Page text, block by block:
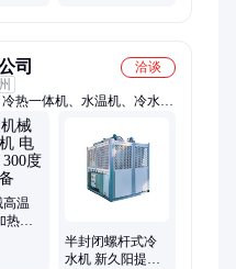
司
洽谈
热一体机、水温机、冷水
、温度控制机、标准冷风
一体机、模具控温机、高温
温精准油温机、温度控制设
温度控制系统、智能温控设
温
油
半封闭螺杆式冷
水机 新久阳提供